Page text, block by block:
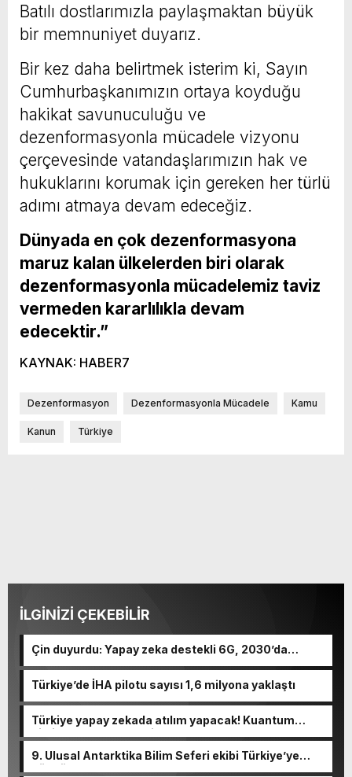
Batılı dostlarımızla paylaşmaktan büyük
bir memnuniyet duyarız.
Bir kez daha belirtmek isterim ki, Sayın
Cumhurbaşkanımızın ortaya koyduğu
hakikat savunuculuğu ve
dezenformasyonla mücadele vizyonu
çerçevesinde vatandaşlarımızın hak ve
hukuklarını korumak için gereken her türlü
adımı atmaya devam edeceğiz.
Dünyada en çok dezenformasyona
maruz kalan ülkelerden biri olarak
dezenformasyonla mücadelemiz taviz
vermeden kararlılıkla devam
edecektir.”
KAYNAK: HABER7
Dezenformasyon Dezenformasyonla Mücadele Kamu
Kanun Türkiye
İLGİNİZİ ÇEKEBİLİR
Çin duyurdu: Yapay zeka destekli 6G, 2030’da
Türkiye’de İHA pilotu sayısı 1,6 milyona yaklaştı
Türkiye yapay zekada atılım yapacak! Kuantum
bilgisayar entegre edilecek…
9. Ulusal Antarktika Bilim Seferi ekibi Türkiye’ye
döndü